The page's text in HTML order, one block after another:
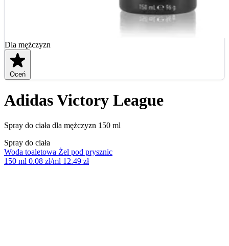
Dla mężczyzn
Oceń
Adidas Victory League
Spray do ciała dla mężczyzn 150 ml
Spray do ciała
Woda toaletowa Żel pod prysznic
150 ml 0.08 zł/ml 12.49 zł